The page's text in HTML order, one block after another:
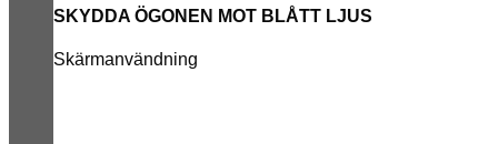
SKYDDA ÖGONEN MOT BLÅTT LJUS
Skärmanvändning